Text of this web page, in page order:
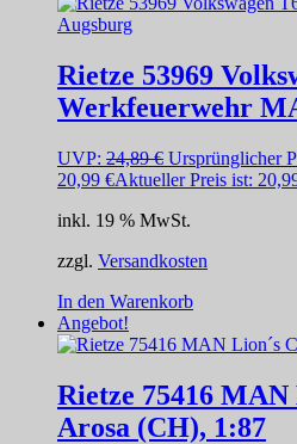
Rietze 53969
Werkfeuerwehr
UVP: 24,89€ Ursprünglicher
20,99 €Aktueller Preis ist:
inkl. 19 % MwSt.
zzgl. Versandkosten
In den Warenkorb
Angebot!
Rietze 75416 MAN
Arosa (CH), 1:87